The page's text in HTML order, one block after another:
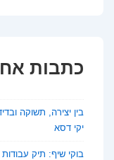
כתבות
בין יצירה, תשוקה
יקי דסא
בוקי שיף: תיק עבודות